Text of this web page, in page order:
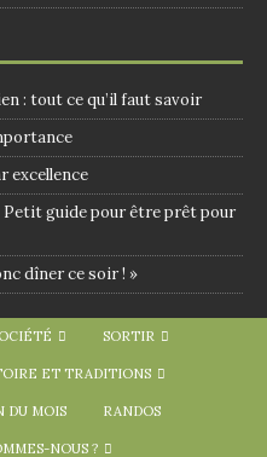
: tout ce qu’il faut savoir
excellence
Petit guide pour être prêt pour
dîner ce soir ! »
SORTIR
ET TRADITIONS
DU MOIS RANDOS
NOUS ?